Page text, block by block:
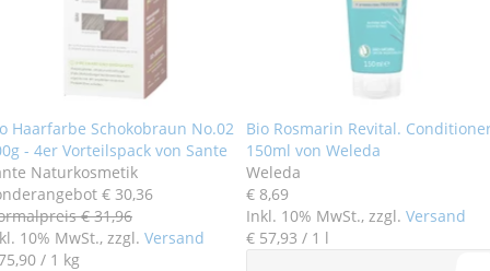
Haarfarbe Schokobraun No.02
- 4er Vorteilspack von Sante
Naturkosmetik
€ 30,36
€ 31,96
10% MwSt., zzgl. Versand
,90 / 1 kg
Bio Rosmarin Revital.
150ml von Weleda
Weleda
€ 8,69
Inkl. 10% MwSt., zzgl. Versand
€ 57,93 / 1 l